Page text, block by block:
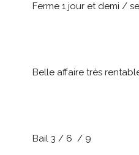
Ferme 1 jour et demi /
Belle affaire très
Bail 3 / 6 / 9